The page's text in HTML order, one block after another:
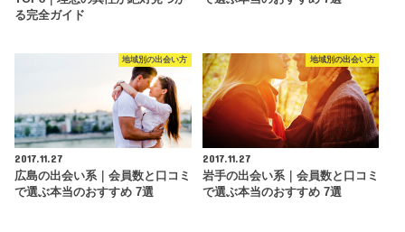
る完全ガイド
地域別の出会い方
2017.11.27
広島の出会い系｜会員数と口コミ
で選ぶ本当のおすすめ 7選
地域別の出会い方
2017.11.27
岩手の出会い系｜会員数と口コミ
で選ぶ本当のおすすめ 7選